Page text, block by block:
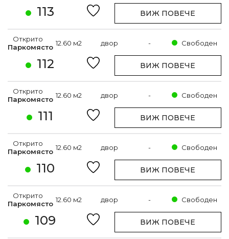
113 ВИЖ ПОВЕЧЕ
112
Открито
Паркомясто 12.60 м2 двор - Свободен
ВИЖ ПОВЕЧЕ
111
Открито
Паркомясто 12.60 м2 двор - Свободен
ВИЖ ПОВЕЧЕ
110
Открито
Паркомясто 12.60 м2 двор - Свободен
ВИЖ ПОВЕЧЕ
109
Открито
Паркомясто 12.60 м2 двор - Свободен
ВИЖ ПОВЕЧЕ